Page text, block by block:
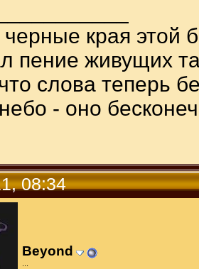
края этой
пение живущих
слова теперь
- оно
08:34
Beyond